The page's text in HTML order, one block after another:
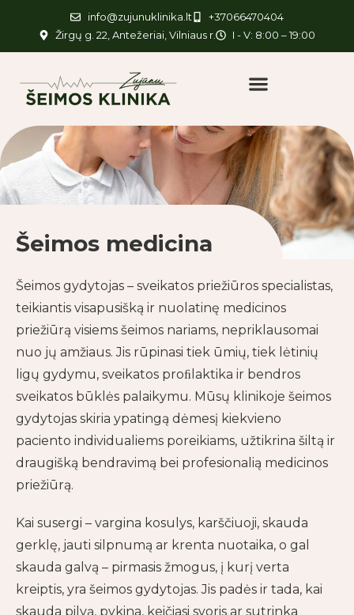
info@zujunuklinika.lt
+37066470404
Žirgų g. 22, Antežeriai, Vilniaus r.
I - V: 8:00 – 19:00
Šeimos medicina
Šeimos gydytojas – sveikatos priežiūros specialistas,
teikiantis visapusišką ir nuolatinę medicinos
priežiūrą visiems šeimos nariams, nepriklausomai
nuo jų amžiaus. Jis rūpinasi tiek ūmių, tiek lėtinių
ligų gydymu, sveikatos proﬁlaktika ir bendros
sveikatos būklės palaikymu. Mūsų klinikoje šeimos
gydytojas skiria ypatingą dėmesį kiekvieno
paciento individualiems poreikiams, užtikrina šiltą ir
draugišką bendravimą bei profesionalią medicinos
priežiūrą.
Kai susergi – vargina kosulys, karščiuoji, skauda
gerklę, jauti silpnumą ar krenta nuotaika, o gal
skauda galvą – pirmasis žmogus, į kurį verta
kreiptis, yra šeimos gydytojas. Jis padės ir tada, kai
skauda pilvą, pykina, keičiasi svoris ar sutrinka